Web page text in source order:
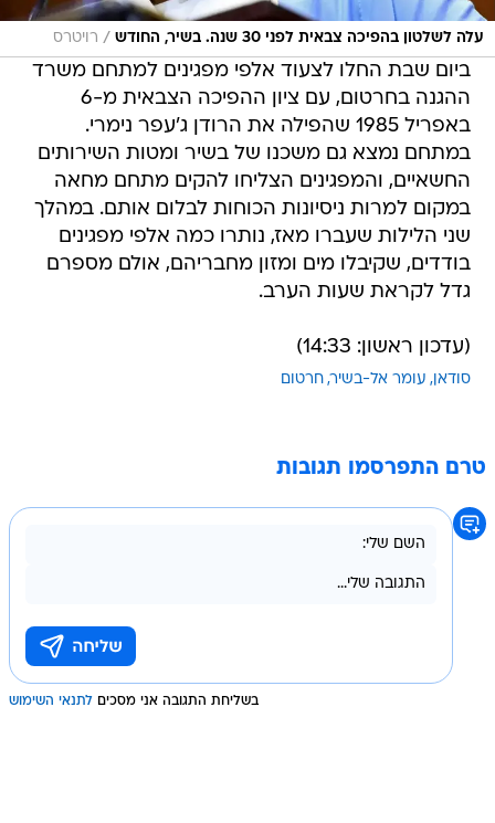
עלה לשלטון בהפיכה צבאית לפני 30 שנה. בשיר, החודש / רויטרס
ביום שבת החלו לצעוד אלפי מפגינים למתחם משרד
ההגנה בחרטום, עם ציון ההפיכה הצבאית מ-6
באפריל 1985 שהפילה את הרודן ג'עפר נימרי.
במתחם נמצא גם משכנו של בשיר ומטות השירותים
החשאיים, והמפגינים הצליחו להקים מתחם מחאה
במקום למרות ניסיונות הכוחות לבלום אותם. במהלך
שני הלילות שעברו מאז, נותרו כמה אלפי מפגינים
בודדים, שקיבלו מים ומזון מחבריהם, אולם מספרם
גדל לקראת שעות הערב.
(עדכון ראשון: 14:33)
סודאן עומר אל-בשיר חרטום
טרם התפרסמו תגובות
בשליחת התגובה אני מסכים לתנאי השימוש